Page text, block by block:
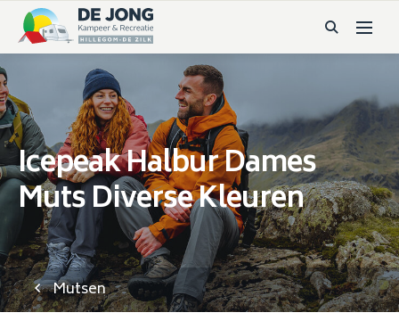
Icepeak Halbur Dames
Muts Diverse Kleuren
Mutsen